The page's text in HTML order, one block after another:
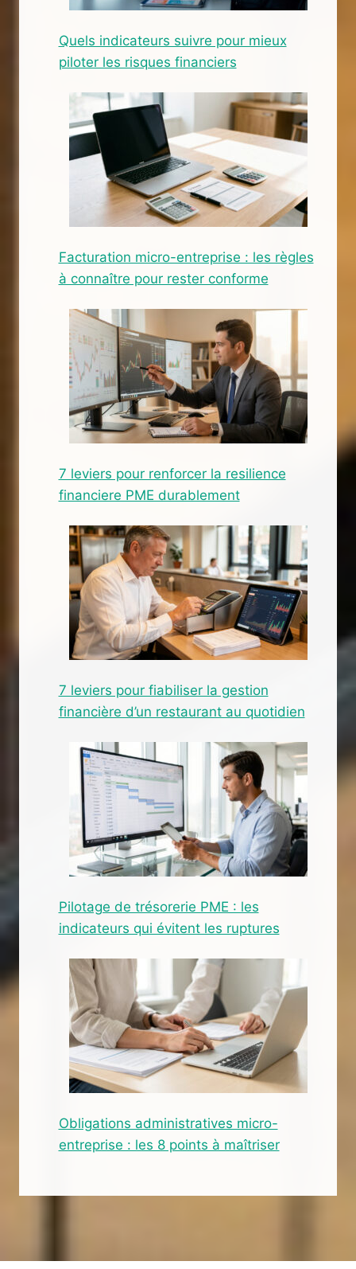
Quels indicateurs suivre pour mieux
piloter les risques financiers
Facturation micro-entreprise : les règles
à connaître pour rester conforme
7 leviers pour renforcer la resilience
financiere PME durablement
7 leviers pour fiabiliser la gestion
financière d’un restaurant au quotidien
Pilotage de trésorerie PME : les
indicateurs qui évitent les ruptures
Obligations administratives micro-
entreprise : les 8 points à maîtriser